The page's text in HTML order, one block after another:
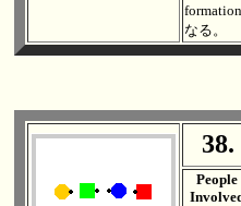
なる。
People